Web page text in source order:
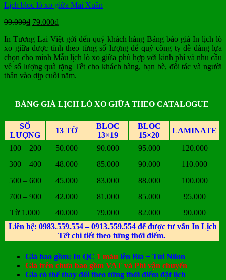
Lịch bloc lò xo giữa Mai Xuân
99.000₫ Giá
là:
99.000₫.
79.000₫Giá
tại
là:
79.000₫.
In Tương Lai Việt gởi đến quý khách hàng Bảng báo giá In lịch lò
xo giữa được tính theo từng số lượng để quý công ty dễ dàng lựa
chọn cho mình Mẫu lịch lò xo giữa phù hợp với kinh phí và nhu cầu
về số lượng quà tặng Tết cho khách hàng, bạn bè, đối tác và người
thân vào dịp cuối năm.
BẢNG GIÁ LỊCH LÒ XO GIỮA THEO CATALOGUE
SỐ
LƯỢNG
13 TỜ
BLOC
13×19
BLOC
15×20
LAMINATE
100 – 200 50.000 90.000 95.000
120.000
300 – 400
48.000 85.000 90.000
110.000
500 – 600
45.000 83.000 88.000
100.000
700 – 900
42.000 81.000 85.000
95.000
Từ 1.000
40.000 79.000 82.000
90.000
Liên hệ: 0983.559.554 – 0913.559.554 để được tư vấn In Lịch
Tết chi tiết theo từng thời điểm.
Giá bao gồm: In QC 1 màu lên Bìa + Túi Nilon
Giá trên chưa bao gồm VAT và Phí vận chuyển
Giá có thể thay đổi theo từng thời điểm đặt lịch